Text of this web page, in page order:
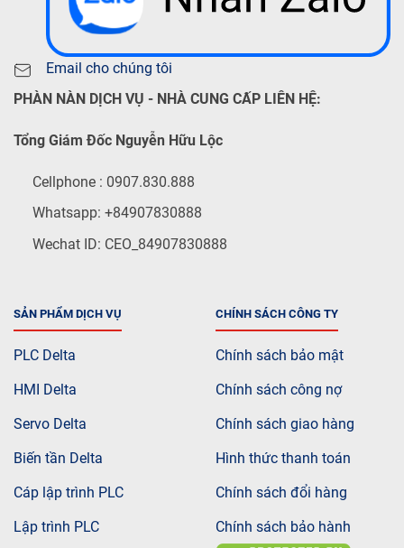
Email cho chúng tôi
PHÀN NÀN DỊCH VỤ - NHÀ CUNG CẤP LIÊN HỆ:
Tổng Giám Đốc Nguyễn Hữu Lộc
Cellphone : 0907.830.888
Whatsapp: +84907830888
Wechat ID: CEO_84907830888
SẢN PHẨM DỊCH VỤ
PLC Delta
HMI Delta
Servo Delta
Biến tần Delta
Cáp lập trình PLC
Lập trình PLC
CHÍNH SÁCH CÔNG TY
Chính sách bảo mật
Chính sách công nợ
Chính sách giao hàng
Hình thức thanh toán
Chính sách đổi hàng
Chính sách bảo hành